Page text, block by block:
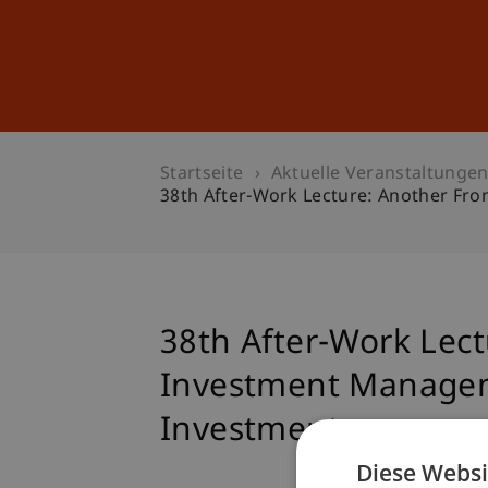
Startseite
Aktuelle Veranstaltungen
38th After-Work Lecture: Another
38th After-Work
Investment
Investment
Diese